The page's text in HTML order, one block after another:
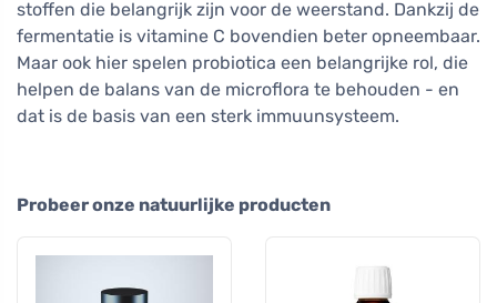
stoffen die belangrijk zijn voor de weerstand. Dankzij de
fermentatie is vitamine C bovendien beter opneembaar.
Maar ook hier spelen probiotica een belangrijke rol, die
helpen de balans van de microflora te behouden - en
dat is de basis van een sterk immuunsysteem.
Probeer onze natuurlijke producten